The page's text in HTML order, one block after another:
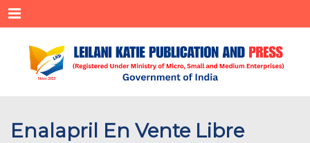
Menu
Enalapril En Vente Libre